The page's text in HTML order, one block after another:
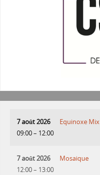
7 août 2026
09:00– 12:00
Equinoxe Mix
7 août 2026
12:00– 13:00
Mosaique